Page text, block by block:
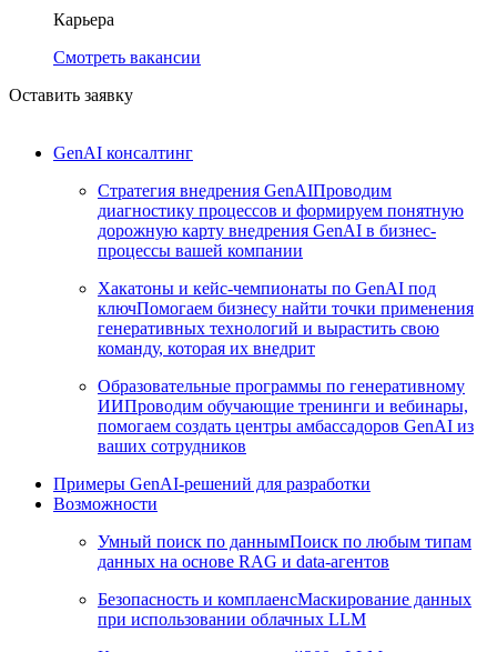
Карьера
Смотреть вакансии
Оставить заявку
GenAI консалтинг
Стратегия внедрения GenAIПроводим
диагностику процессов и формируем понятную
дорожную карту внедрения GenAI в бизнес-
процессы вашей компании
Хакатоны и кейс-чемпионаты по GenAI под
ключПомогаем бизнесу найти точки применения
генеративных технологий и вырастить свою
команду, которая их внедрит
Образовательные программы по генеративному
ИИПроводим обучающие тренинги и вебинары,
помогаем создать центры амбассадоров GenAI из
ваших сотрудников
Примеры GenAI-решений для разработки
Возможности
Умный поиск по даннымПоиск по любым типам
данных на основе RAG и data-агентов
Безопасность и комплаенсМаскирование данных
при использовании облачных LLM